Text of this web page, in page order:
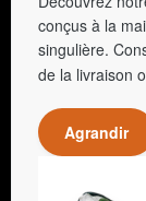
conçus à la
singulière.
de la livraison
Agrandir